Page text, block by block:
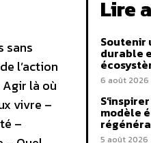
sans
l’action
là où
vivre –
–
Lire
Soutenir
durable
6 août 2026
modèle
5 août 2026